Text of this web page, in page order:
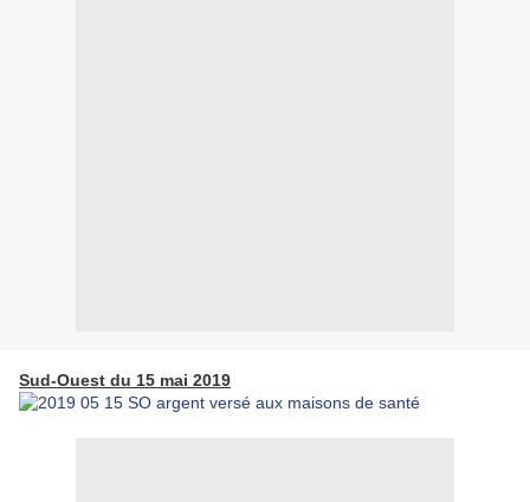
Sud-Ouest du 15 mai 2019